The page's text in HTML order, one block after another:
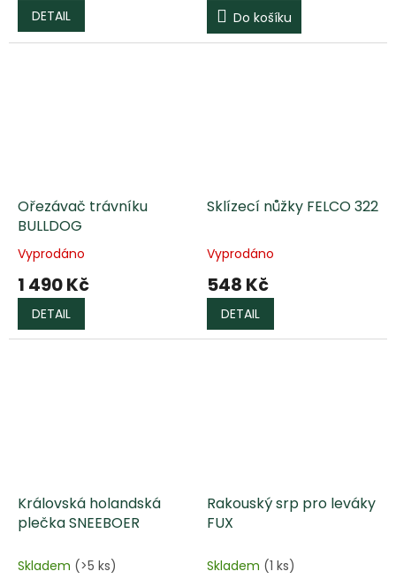
DETAIL Do košíku
Ořezávač trávníku
BULLDOG
Průměrné
hodnocení
produktu
5,0
z
Vyprodáno
1 490 Kč
DETAIL
Sklízecí nůžky FELCO 322
Průměrné
hodnocení
produktu
5,0
z
Vyprodáno
548 Kč
DETAIL
Královská holandská
plečka SNEEBOER
Skladem (>5 ks)
Rakouský srp pro leváky
FUX
Skladem (1 ks)